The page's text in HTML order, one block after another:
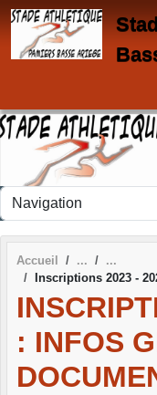
Accueil
Inscriptions 2023 -
: INFOS
Panneau de gestion